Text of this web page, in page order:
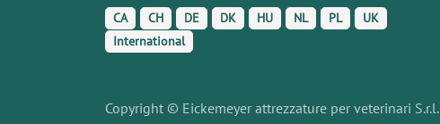
CA CH DE DK HU NL PL
UK
International
Copyright © Eickemeyer attrezzature per veterinari S.r.l.